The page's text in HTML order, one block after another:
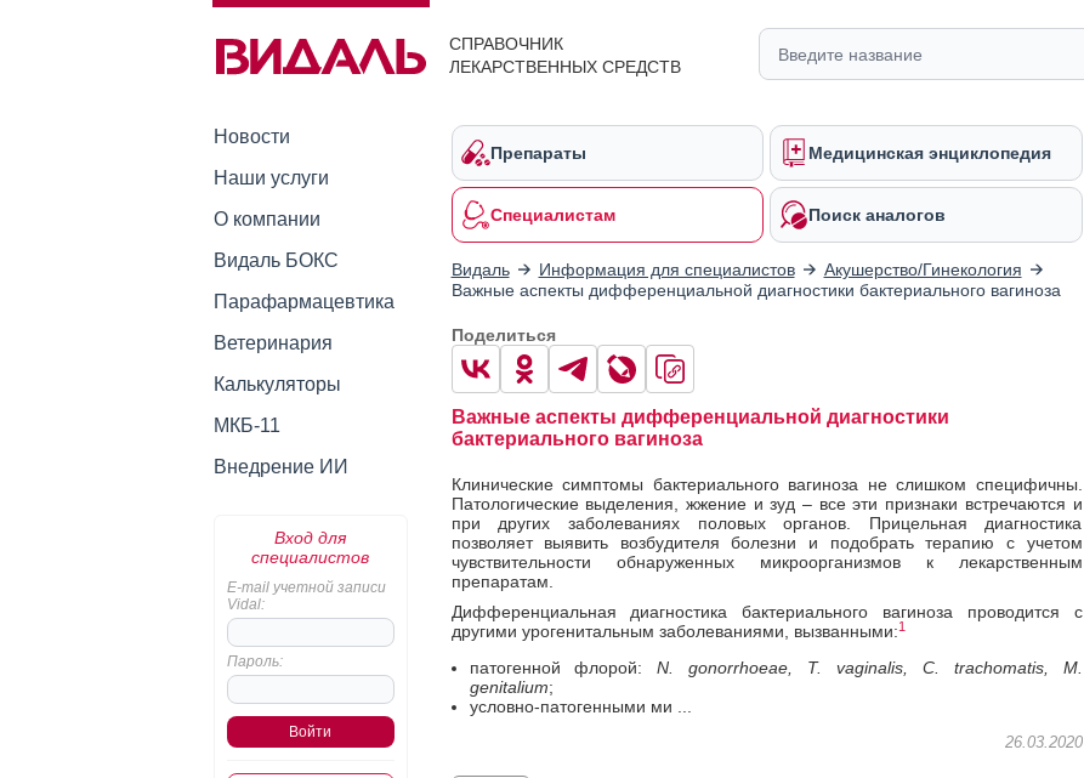
СПРАВОЧНИК
ЛЕКАРСТВЕННЫХ СРЕДСТВ
Новости
Наши услуги
О компании
Видаль БОКС
Парафармацевтика
Ветеринария
Калькуляторы
МКБ-11
Внедрение ИИ
Вход для
специалистов
E-mail учетной записи
Vidal:
Пароль:
Препараты Медицинская энциклопедия
Специалистам Поиск аналогов
Видаль Информация для специалистов
Акушерство/Гинекология
Важные аспекты дифференциальной диагностики бактериального вагиноза
Поделиться
Важные аспекты дифференциальной диагностики
бактериального вагиноза
Клинические симптомы бактериального вагиноза не слишком специфичны.
Патологические выделения, жжение и зуд – все эти признаки встречаются и
при других заболеваниях половых органов. Прицельная диагностика
позволяет выявить возбудителя болезни и подобрать терапию с учетом
чувствительности обнаруженных микроорганизмов к лекарственным
препаратам.
Дифференциальная диагностика бактериального вагиноза проводится с
другими урогенитальным заболеваниями, вызванными:1
патогенной флорой:N. gonorrhoeae, T. vaginalis, C. trachomatis, M.
genitalium;
условно-патогенными ми ...
26.03.2020